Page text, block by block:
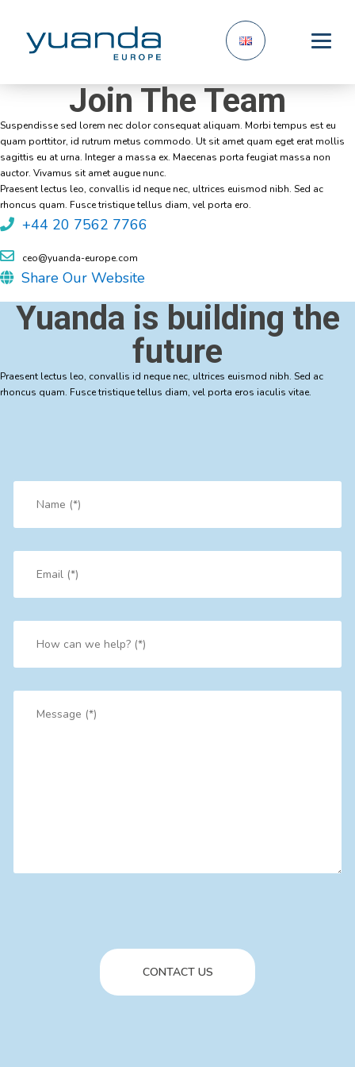
Join The Team
Suspendisse sed lorem nec dolor consequat aliquam. Morbi tempus est eu
quam porttitor, id rutrum metus commodo. Ut sit amet quam eget erat mollis
sagittis eu at urna. Integer a massa ex. Maecenas porta feugiat massa non
auctor. Vivamus sit amet augue nunc.
Praesent lectus leo, convallis id neque nec, ultrices euismod nibh. Sed ac
rhoncus quam. Fusce tristique tellus diam, vel porta ero.
+44 20 7562 7766
ceo@yuanda-europe.com
Share Our Website
Yuanda is building the
future
Praesent lectus leo, convallis id neque nec, ultrices euismod nibh. Sed ac
rhoncus quam. Fusce tristique tellus diam, vel porta eros iaculis vitae.